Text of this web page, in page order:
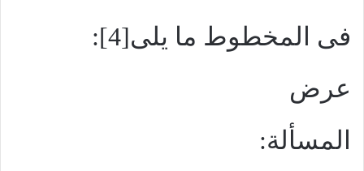
فى المخطوط ما يلى[4]:
عرض
المسألة: